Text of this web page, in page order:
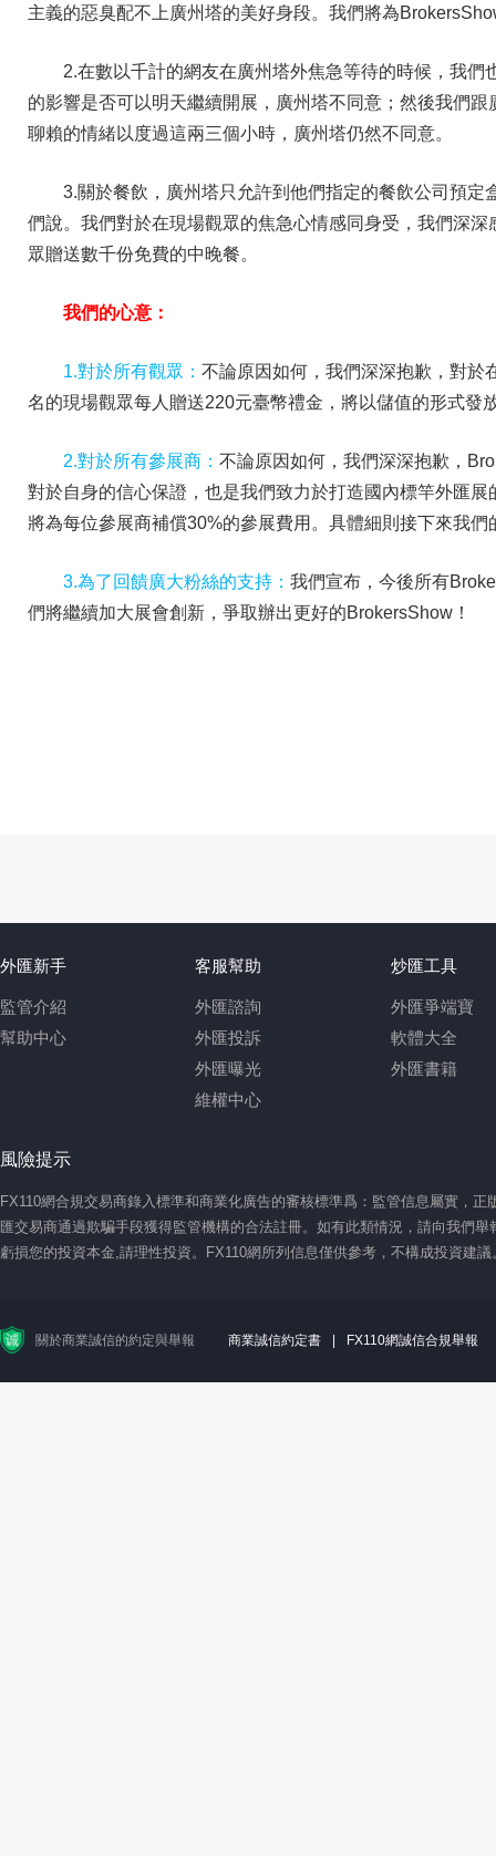
主義的惡臭配不上廣州塔的美好身段。我們將為
2.在數以千計的網友在廣州塔外焦急等待的時候，我
的影響是否可以明天繼續開展，廣州塔不同意；然後我們
聊賴的情緒以度過這兩三個小時，廣州塔仍然不同意。
3.關於餐飲，廣州塔只允許到他們指定的餐飲公司預
們說。我們對於在現場觀眾的焦急心情感同身受，我們深
眾贈送數千份免費的中晚餐。
我們的心意：
1.對於所有觀眾： 不論原因如何，我們深深抱歉，對於
名的現場觀眾每人贈送220元臺幣禮金，將以儲值的形式發
2.對於所有參展商： 不論原因如何，我們深深抱歉，
對於自身的信心保證，也是我們致力於打造國內標竿外匯
將為每位參展商補償30%的參展費用。具體細則接下來我
3.為了回饋廣大粉絲的支持： 我們宣布，今後所有
們將繼續加大展會創新，爭取辦出更好的BrokersShow！
外匯新手
監管介紹
幫助中心
客服幫助
外匯諮詢
外匯投訴
外匯曝光
維權中心
炒匯工具
外匯爭端寶
軟體大全
外匯書籍
風險提示
FX110網合規交易商錄入標準和商業化廣告的審核標準爲：監管信息屬實，
匯交易商通過欺騙手段獲得監管機構的合法註冊。如有此類情況，請向我們
虧損您的投資本金,請理性投資。FX110網所列信息僅供參考，不構成投資建
關於商業誠信的約定與舉報 商業誠信約定書 FX110網誠信合規舉報